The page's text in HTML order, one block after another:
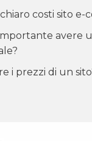
costi sito e-
avere
i prezzi di un